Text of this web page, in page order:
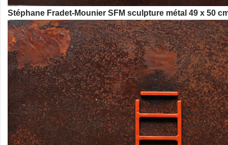
Stéphane Fradet-Mounier SFM sculpture métal 49 x 50